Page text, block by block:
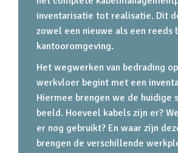
inventarisatie tot realisatie. Dit
zowel een nieuwe als een reeds
kantooromgeving.
Het wegwerken van bedrading
werkvloer begint met een
Hiermee brengen we de huidige
beeld. Hoeveel kabels zijn er?
er nog gebruikt? En waar zijn
brengen de verschillende